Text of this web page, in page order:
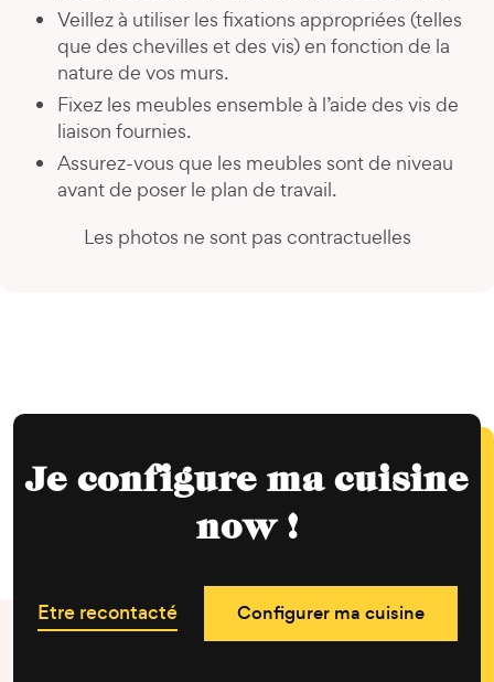
Veillez à utiliser les fixations appropriées (telles
que des chevilles et des vis) en fonction de la
nature de vos murs.
Fixez les meubles ensemble à l’aide des vis de
liaison fournies.
Assurez-vous que les meubles sont de niveau
avant de poser le plan de travail.
Les photos ne sont pas contractuelles
Je configure ma cuisine
now !
Etre recontacté Configurer ma cuisine